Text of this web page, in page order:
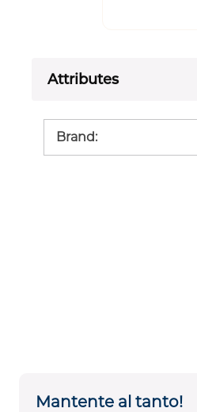
Attributes
Brand:
Mantente al tanto!